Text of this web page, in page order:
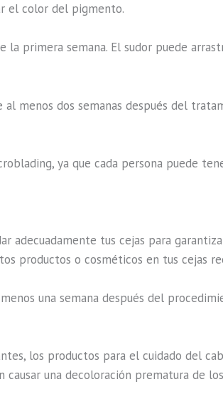
el color del pigmento.
la primera semana. El sudor puede
menos dos semanas después del
ya que cada persona puede
adecuadamente tus cejas para
productos o cosméticos en tus cejas
una semana después del
los productos para el cuidado del
una decoloración prematura de